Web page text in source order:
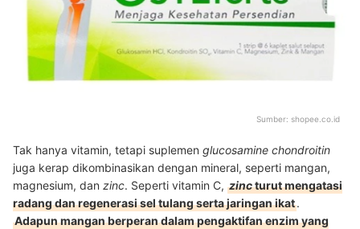
Sumber: shopee.co.id
Tak hanya vitamin, tetapi suplemen glucosamine chondroitin
juga kerap dikombinasikan dengan mineral, seperti mangan,
magnesium, dan zinc. Seperti vitamin C, zincturut mengatasi
radang dan regenerasi sel tulang serta jaringan ikat.
Adapun mangan berperan dalam pengaktifan enzim yang